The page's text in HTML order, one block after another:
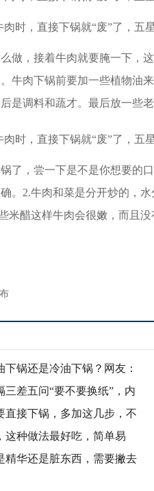
做，接着牛肉就要腌一下，
牛肉下锅前要加一些植物油
是调料和蔬才。最后放一些
了，尝一下是不是你想要的
。2.牛肉和菜是分开炒的，
米醋这样牛肉会很嫩，而且没
锅还是冷油下锅？网友：
差五问“要不要换纸”，内
直接下锅，多加这几步，不
这种做法最好吃，简单易
精华还是脏东西，需要撇去